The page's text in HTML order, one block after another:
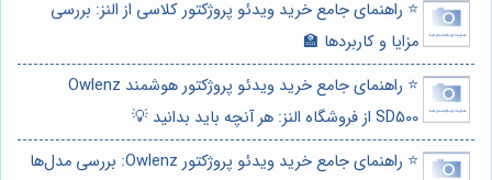
⭐️ راهنمای جامع خرید ویدئو پروژکتور کلاسی از النز: بررسی
مزایا و کاربردها 🏫
⭐️ راهنمای جامع خرید ویدئو پروژکتور هوشمند Owlenz
SD500 از فروشگاه النز: هر آنچه باید بدانید 💡
⭐️ راهنمای جامع خرید ویدئو پروژکتور Owlenz: بررسی مدل‌ها